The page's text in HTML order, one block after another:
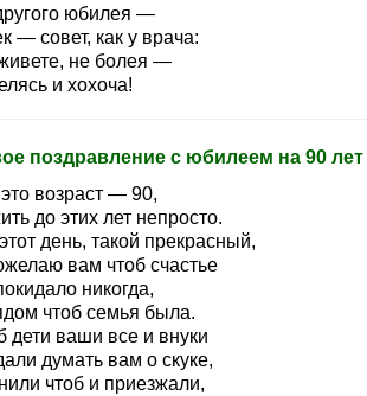
юбилея —
— совет, как у врача:
не болея —
и хохоча!
поздравление с юбилеем на 90 лет
возраст — 90,
до этих лет непросто.
день, такой прекрасный,
вам чтоб счастье
никогда,
чтоб семья была.
дети ваши все и внуки
думать вам о скуке,
чтоб и приезжали,